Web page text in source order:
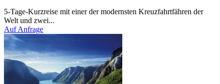
5-Tage-Kurzreise mit einer der modernsten Kreuzfahrtfähren der
Welt und zwei...
Auf Anfrage